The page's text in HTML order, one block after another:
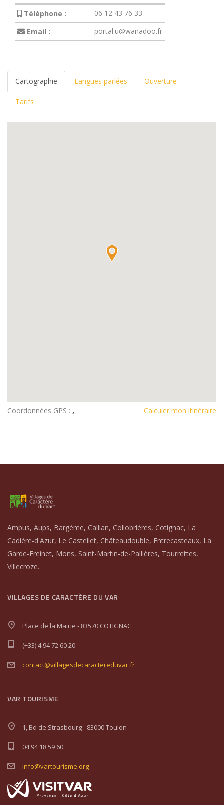
Téléphone :
06 12 43 76 33
Email :
portal.u@wanadoo.fr
Cartographie Langues parlées Ouverture
Tarifs
Coordonnées GPS : , Calculer mon itinéraire
Ampus, Aups, Bargème, Callian, Collobrières, Cotignac, La
Cadière-d'Azur, Le Castellet, Châteaudouble, Entrecasteaux, La
Garde-Freinet, Mons, Saint-Martin-de-Pallières, Tourrettes,
Villecroze.
VILLAGES DE CARACTÈRE DU VAR
Place de la Mairie - 83570 COTIGNAC
(+33) 4 94 72 60 20
contact@villagesdecaractereduvar.fr
VAR TOURISME
1, Bd de Strasbourg - 83000 Toulon
04 94 18 59 60
info@vartourisme.org